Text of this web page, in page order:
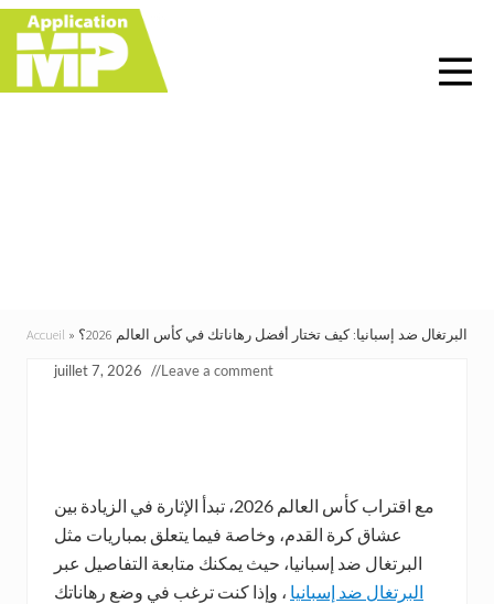
Menu
Skip
right
header
Skip
main
content
Skip
primary
sidebar
Skip
footer
Accueil » البرتغال ضد إسبانيا: كيف تختار أفضل رهاناتك في كأس العالم 2026؟
juillet 7, 2026 //Leave a comment
مع اقتراب كأس العالم 2026، تبدأ الإثارة في الزيادة بين
عشاق كرة القدم، وخاصة فيما يتعلق بمباريات مثل
البرتغال ضد إسبانيا، حيث يمكنك متابعة التفاصيل عبر
البرتغال ضد إسبانيا ، وإذا كنت ترغب في وضع رهاناتك